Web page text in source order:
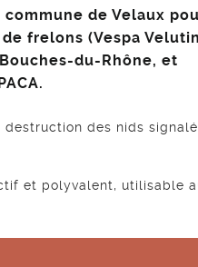
de Velaux
frelons (Vespa
du-Rhône, et
des nids
et polyvalent, utilisable